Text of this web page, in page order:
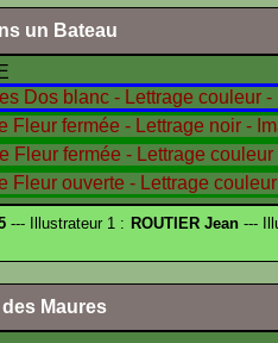
un Bateau
--- Illustrateur 1 : ROUTIER Jean---
Maures